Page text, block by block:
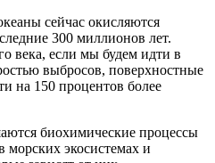
сейчас окисляются
300 миллионов лет.
века, если мы будем идти в
выбросов, поверхностные
на 150 процентов более
биохимические процессы
морских экосистемах и